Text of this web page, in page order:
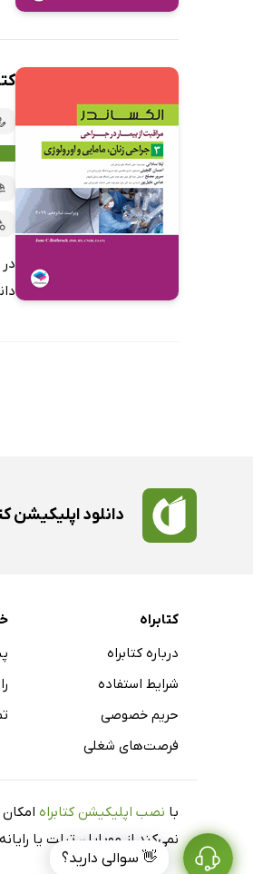
👋 سوالی دارید؟
دانلود اپلیکیشن
کتابراه
درباره کتابراه
شرایط استفاده
حریم خصوصی
فرصت‌های شغلی
با نصب اپلیکیشن کتابراه
نمی‌کند از موبایل، تبلت یا